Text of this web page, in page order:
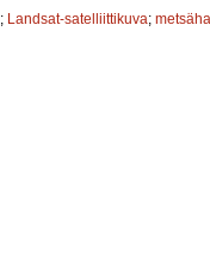
; Landsat-satelliittikuva;